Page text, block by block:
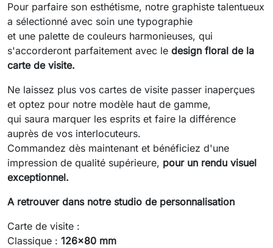
Pour parfaire son esthétisme, notre graphiste talentueux
a sélectionné avec soin une typographie
et une palette de couleurs harmonieuses, qui
s'accorderont parfaitement avec le design floral de la
carte de visite.
Ne laissez plus vos cartes de visite passer inaperçues
et optez pour notre modèle haut de gamme,
qui saura marquer les esprits et faire la différence
auprès de vos interlocuteurs.
Commandez dès maintenant et bénéficiez d'une
impression de qualité supérieure, pour un rendu visuel
exceptionnel.
A retrouver dans notre studio de personnalisation
Carte de visite :
Classique : 126x80 mm